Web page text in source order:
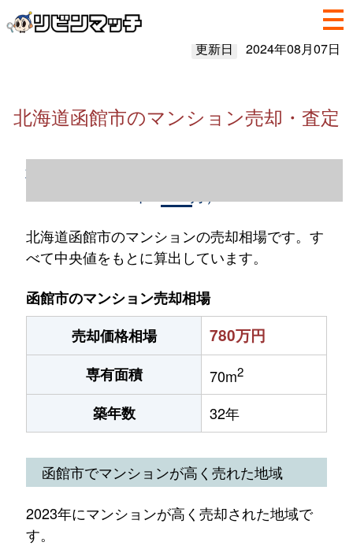
更新日 2024年08月07日
北海道函館市のマンション売却・査定
北海道函館市のマンション売却情報（2023
北海道函館市のマンションの売却相場です。す
べて中央値をもとに算出しています。
函館市のマンション売却相場
売却価格相場
780万円
専有面積 70m2
築年数 32年
函館市でマンションが高く売れた地域
2023年にマンションが高く売却された地域で
す。